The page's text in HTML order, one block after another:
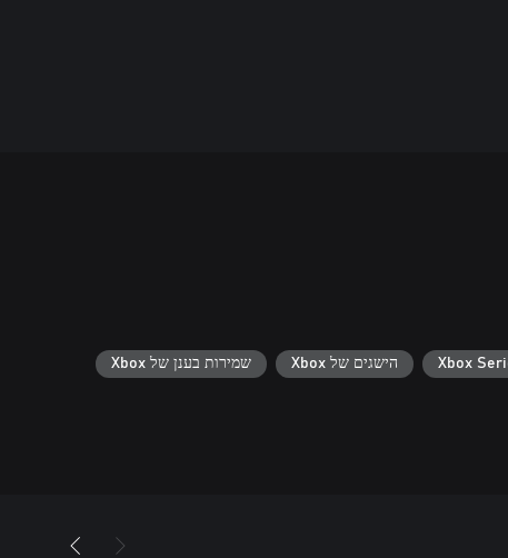
הישגים של Xbox שמירות בענן של Xbox